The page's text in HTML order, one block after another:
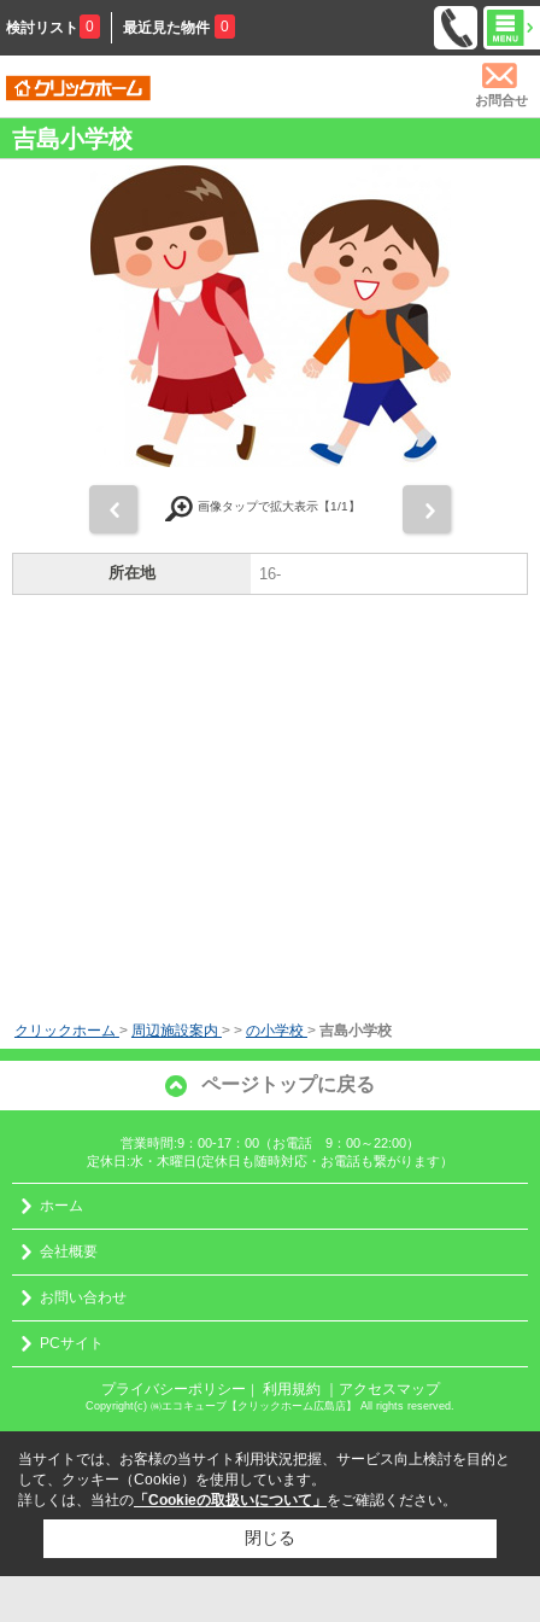
検討リスト 0 最近見た物件 0
お問合せ
吉島小学校
画像タップで拡大表示【1/1】
所在地 16-
クリックホーム > 周辺施設案内 > > の小学校 > 吉島小学校
ページトップに戻る
営業時間:9：00-17：00（お電話 9：00～22:00）
定休日:水・木曜日(定休日も随時対応・お電話も繋がります）
ホーム
会社概要
お問い合わせ
PCサイト
プライバシーポリシー ｜ 利用規約 ｜アクセスマップ
Copyright(c) ㈱エコキューブ【クリックホーム広島店】 All rights reserved.
当サイトでは、お客様の当サイト利用状況把握、サービス向上検討を目的と
して、クッキー（Cookie）を使用しています。
詳しくは、当社の 「Cookieの取扱いについて」 をご確認ください。
閉じる